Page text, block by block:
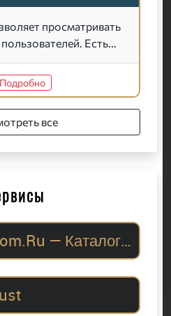
просматривать
Есть...
Подробно
все
TelegRoom.Ru — Каталог Telegram-каналов для